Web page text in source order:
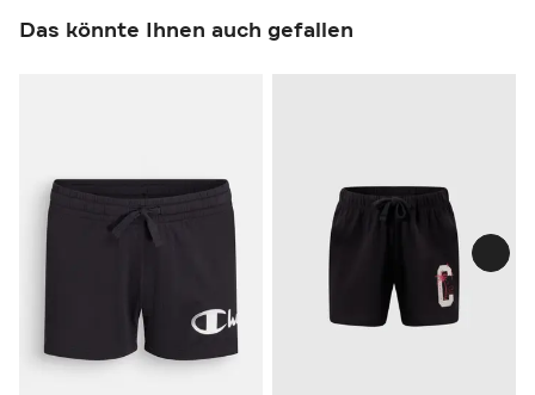
Das könnte Ihnen auch gefallen